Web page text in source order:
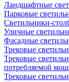
Ландшафтные
Парковые
Светильники-
Уличные
Фасадные
Трековые
Трековые
потребляемой
Трековые